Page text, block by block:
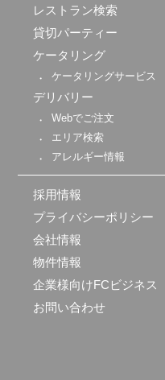
レストラン検索
貸切パーティー
ケータリング
ケータリングサービス
デリバリー
Webでご注文
エリア検索
アレルギー情報
採用情報
プライバシーポリシー
会社情報
物件情報
企業様向けFCビジネス
お問い合わせ